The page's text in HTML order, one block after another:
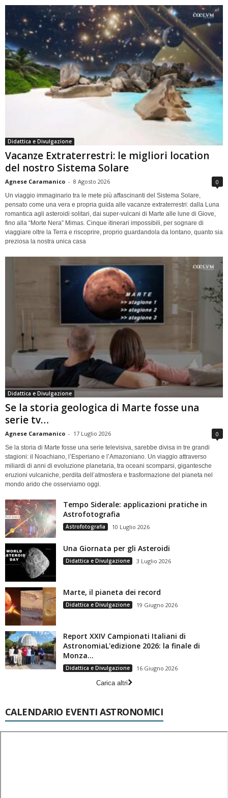
Didattica e Divulgazione
Vacanze Extraterrestri: le migliori location
del nostro Sistema Solare
Agnese Caramanico - 8 Agosto 2026 0
Un viaggio immaginario tra le mete più affascinanti del Sistema Solare,
pensato come una vera e propria guida alle vacanze extraterrestri: dalla Luna
romantica agli asteroidi solitari, dai super-vulcani di Marte alle lune di Giove,
fino alla “Morte Nera” Mimas. Cinque itinerari impossibili, per sognare di
viaggiare oltre la Terra e riscoprire, proprio guardandola da lontano, quanto sia
preziosa la nostra unica casa
Didattica e Divulgazione
Se la storia geologica di Marte fosse una
serie tv…
Agnese Caramanico - 17 Luglio 2026 0
Se la storia di Marte fosse una serie televisiva, sarebbe divisa in tre grandi
stagioni: il Noachiano, l’Esperiano e l’Amazoniano. Un viaggio attraverso
miliardi di anni di evoluzione planetaria, tra oceani scomparsi, gigantesche
eruzioni vulcaniche, perdita dell’atmosfera e trasformazione del pianeta nel
mondo arido che osserviamo oggi.
Tempo Siderale: applicazioni pratiche in
Astrofotografia
Astrofotografia 10 Luglio 2026
Una Giornata per gli Asteroidi
Didattica e Divulgazione 3 Luglio 2026
Marte, il pianeta dei record
Didattica e Divulgazione 19 Giugno 2026
Report XXIV Campionati Italiani di
AstronomiaL'edizione 2026: la finale di
Monza...
Didattica e Divulgazione
16 Giugno 2026
Carica altri
CALENDARIO EVENTI ASTRONOMICI